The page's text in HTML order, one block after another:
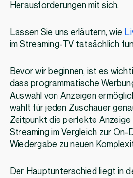
Herausforderungen mit sich.
Lassen Sie uns erläutern, wie
im Streaming-TV tatsächlich
Bevor wir beginnen, ist es
dass programmatische
Auswahl von Anzeigen
wählt für jeden Zuschauer
Zeitpunkt die perfekte Anzeige
Streaming im Vergleich zur On-
Wiedergabe zu neuen
Der Hauptunterschied liegt in